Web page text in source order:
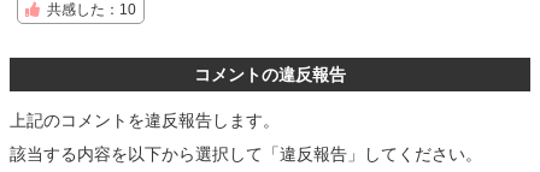
共感した：10
コメントの違反報告
上記のコメントを違反報告します。
該当する内容を以下から選択して「違反報告」してください。